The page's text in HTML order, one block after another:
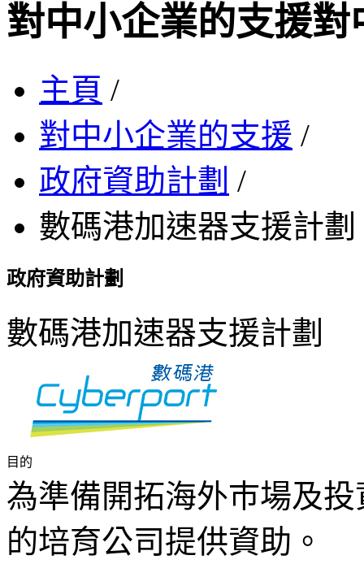
對中小企業的支援對
主頁 /
對中小企業的支援 /
政府資助計劃 /
數碼港加速器支援計劃
政府資助計劃
數碼港加速器支援計劃
目的
為準備開拓海外巿場及
的培育公司提供資助。